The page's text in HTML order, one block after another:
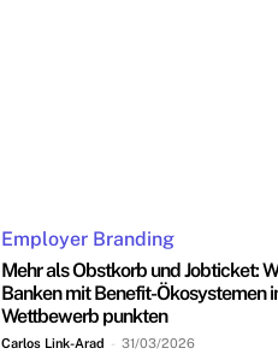
Employer Branding
Mehr als Obstkorb und Jobticket:
Banken mit Benefit-Ökosystemen
Wettbewerb punkten
Carlos Link-Arad - 31/03/2026